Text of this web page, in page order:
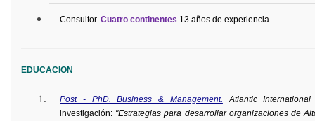
Consultor. Cuatro continentes .13 años de experiencia.
EDUCACION
Post - PhD. Business & Management.
Atlantic International
investigación: "Estrategias para desarrollar organizaciones de